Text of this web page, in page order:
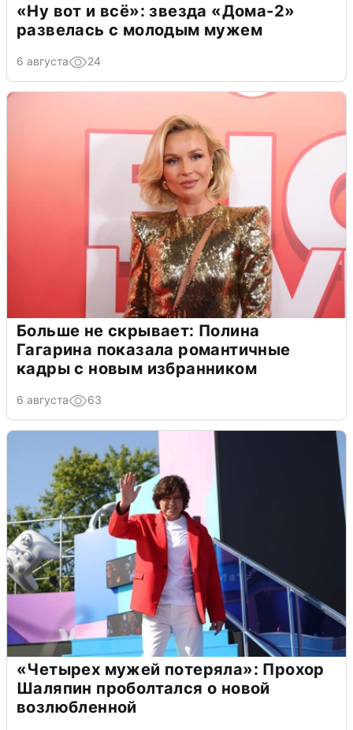
«Ну вот и всё»: звезда «Дома-2»
развелась с молодым мужем
6 августа 24
Больше не скрывает: Полина
Гагарина показала романтичные
кадры с новым избранником
6 августа 63
«Четырех мужей потеряла»: Прохор
Шаляпин проболтался о новой
возлюбленной